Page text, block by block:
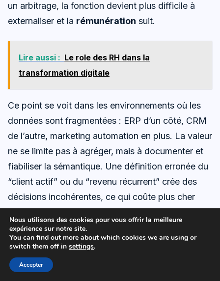
un arbitrage, la fonction devient plus difficile à
externaliser et la rémunération suit.
Lire aussi : Le role des RH dans la
transformation digitale
Ce point se voit dans les environnements où les
données sont fragmentées : ERP d’un côté, CRM
de l’autre, marketing automation en plus. La valeur
ne se limite pas à agréger, mais à documenter et
fiabiliser la sémantique. Une définition erronée du
“client actif” ou du “revenu récurrent” crée des
décisions incohérentes, ce qui coûte plus cher
Dans l’informatiquede gestion, la tendance
principale des
stabilité : le différentiel se fait surtout sur la
Nous utilisons des cookies pour vous offrir la meilleure
expérience sur notre site.
You can find out more about which cookies we are using or
switch them off in settings.
Accepter